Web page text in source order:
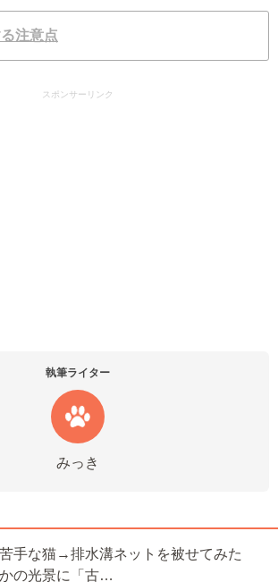
注意点
スポンサーリンク
執筆ライター
みっき
手な猫→排水溝ネットを被せてみた
の光景に「古…